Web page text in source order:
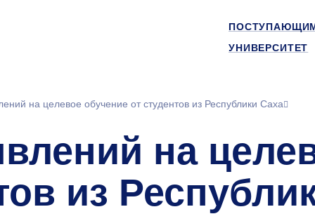
УНИВЕРСИТЕТ
на целевое обучение от студентов из Республики Саха
на
из